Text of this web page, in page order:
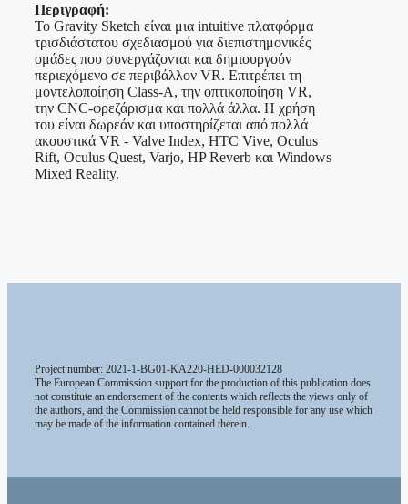
Περιγραφή:
Το Gravity Sketch είναι μια intuitive πλατφόρμα
τρισδιάστατου σχεδιασμού για διεπιστημονικές
ομάδες που συνεργάζονται και δημιουργούν
περιεχόμενο σε περιβάλλον VR. Επιτρέπει τη
μοντελοποίηση Class-A, την οπτικοποίηση VR,
την CNC-φρεζάρισμα και πολλά άλλα. Η χρήση
του είναι δωρεάν και υποστηρίζεται από πολλά
ακουστικά VR - Valve Index, HTC Vive, Oculus
Rift, Oculus Quest, Varjo, HP Reverb και Windows
Mixed Reality.
Project number: 2021-1-BG01-KA220-HED-000032128
The European Commission support for the production of this publication does
not constitute an endorsement of the contents which reflects the views only of
the authors, and the Commission cannot be held responsible for any use which
may be made of the information contained therein.